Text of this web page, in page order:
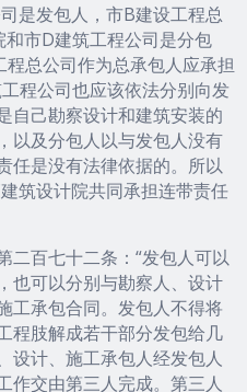
是发包人，市B建设工程总
市D建筑工程公司是分包
总公司作为总承包人应承担
程公司也应该依法分别向发
自己勘察设计和建筑安装的
以及分包人以与发包人没有
任是没有法律依据的。所以
筑设计院共同承担连带责任
二百七十二条：“发包人可以
也可以分别与勘察人、设计
工承包合同。发包人不得将
程肢解成若干部分发包给几
设计、施工承包人经发包人
作交由第三人完成。第三人